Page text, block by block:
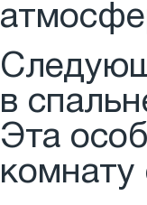
в
Эта
комнату